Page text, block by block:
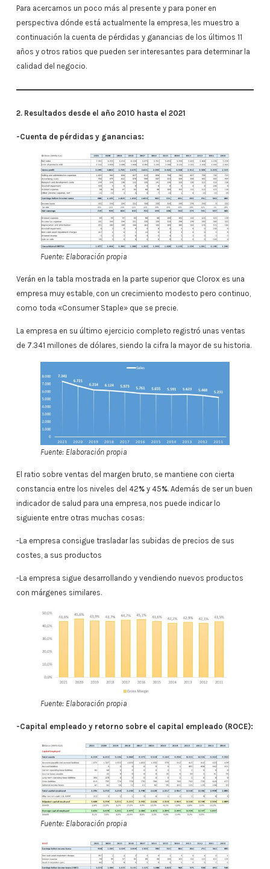
Para acercarnos un poco más al presente y para poner en
perspectiva dónde está actualmente la empresa, les muestro a
continuación la cuenta de pérdidas y ganancias de los últimos 11
años y otros ratios que pueden ser interesantes para determinar la
calidad del negocio.
2. Resultados desde el año 2010 hasta el 2021
-Cuenta de pérdidas y ganancias:
Fuente: Elaboración propia
Verán en la tabla mostrada en la parte superior que Clorox es una
empresa muy estable, con un crecimiento modesto pero continuo,
como toda «Consumer Staple» que se precie.
La empresa en su último ejercicio completo registró unas ventas
de 7.341 millones de dólares, siendo la cifra la mayor de su historia.
Fuente: Elaboración propia
El ratio sobre ventas del margen bruto, se mantiene con cierta
constancia entre los niveles del 42%y 45%. Además de ser un buen
indicador de salud para una empresa, nos puede indicar lo
siguiente entre otras muchas cosas:
-La empresa consigue trasladar las subidas de precios de sus
costes, a sus productos
-La empresa sigue desarrollando y vendiendo nuevos productos
con márgenes similares.
Fuente: Elaboración propia
-Capital empleado y retorno sobre el capital empleado (ROCE):
Fuente: Elaboración propia